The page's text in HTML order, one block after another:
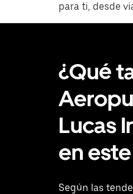
para ti, desde
¿Qué
Lucas
en
Según las